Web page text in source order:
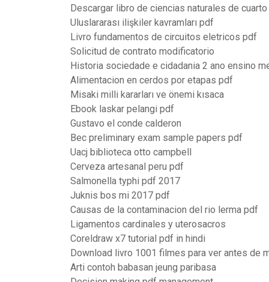
Descargar libro de ciencias naturales de
Uluslararası ilişkiler kavramları pdf
Livro fundamentos de circuitos eletricos pdf
Solicitud de contrato modificatorio
Historia sociedade e cidadania 2 ano ensino
Alimentacion en cerdos por etapas pdf
Misaki milli kararları ve önemi kısaca
Ebook laskar pelangi pdf
Gustavo el conde calderon
Bec preliminary exam sample papers pdf
Uacj biblioteca otto campbell
Cerveza artesanal peru pdf
Salmonella typhi pdf 2017
Juknis bos mi 2017 pdf
Causas de la contaminacion del rio lerma pdf
Ligamentos cardinales y uterosacros
Coreldraw x7 tutorial pdf in hindi
Download livro 1001 filmes para ver antes de
Arti contoh babasan jeung paribasa